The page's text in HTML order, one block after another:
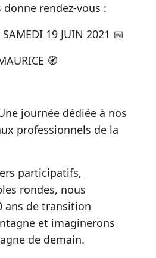
rendez-vous :
19 JUIN 2021 📅
🧭
journée dédiée à nos
professionnels de la
participatifs,
rondes, nous
ans de transition
et imaginerons
de demain.